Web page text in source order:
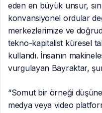
eden en büyük unsur,
konvansiyonel ordular
merkezlerimize ve
tekno-kapitalist küresel
kullandı. İnsanın
vurgulayan Bayraktar,
“Somut bir örneği
medya veya video